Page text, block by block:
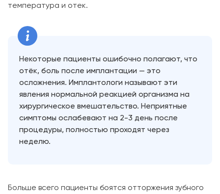
температура и отек.
Некоторые пациенты ошибочно полагают, что
отёк, боль после имплантации — это
осложнения. Имплантологи называют эти
явления нормальной реакцией организма на
хирургическое вмешательство. Неприятные
симптомы ослабевают на 2-3 день после
процедуры, полностью проходят через
неделю.
Больше всего пациенты боятся отторжения зубного